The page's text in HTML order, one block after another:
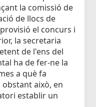
la comissió de
de llocs de
el concurs i
la secretaria
de l'ens del
ha de fer-ne la
a què fa
això, en
establir un